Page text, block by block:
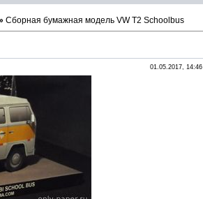
Сборная бумажная модель VW T2 Schoolbus
01.05.2017, 14:46